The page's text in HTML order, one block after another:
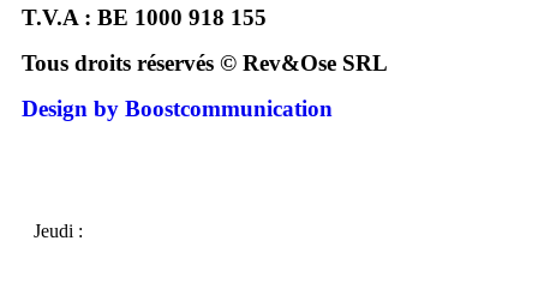
T.V.A : BE 1000 918 155
Tous droits réservés © Rev&Ose SRL
Design by Boostcommunication
Jeudi :